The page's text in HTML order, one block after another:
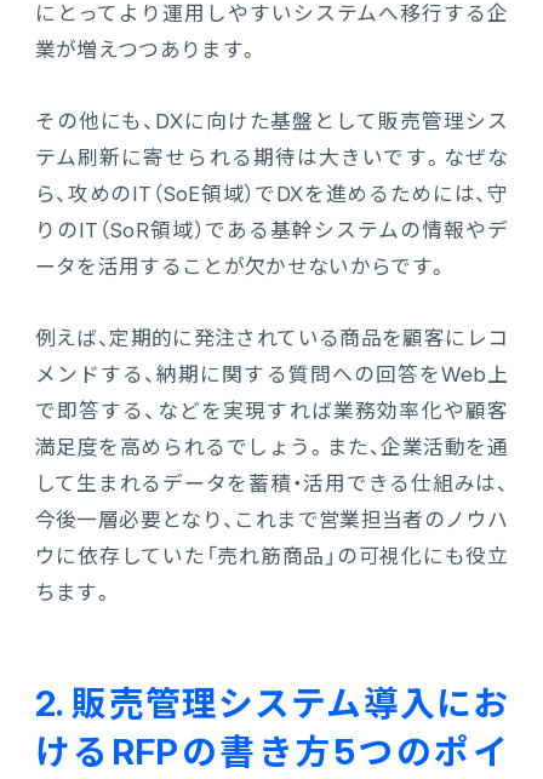
にとってより運用しやすいシステムへ移行する企
業が増えつつあります。
その他にも、DXに向けた基盤として販売管理シス
テム刷新に寄せられる期待は大きいです。なぜな
ら、攻めのIT（SoE領域）でDXを進めるためには、守
りのIT（SoR領域）である基幹システムの情報やデ
ータを活用することが欠かせないからです。
例えば、定期的に発注されている商品を顧客にレコ
メンドする、納期に関する質問への回答をWeb上
で即答する、などを実現すれば業務効率化や顧客
満足度を高められるでしょう。また、企業活動を通
して生まれるデータを蓄積・活用できる仕組みは、
今後一層必要となり、これまで営業担当者のノウハ
ウに依存していた「売れ筋商品」の可視化にも役立
ちます。
2. 販売管理システム導入にお
けるRFPの書き方5つのポイ